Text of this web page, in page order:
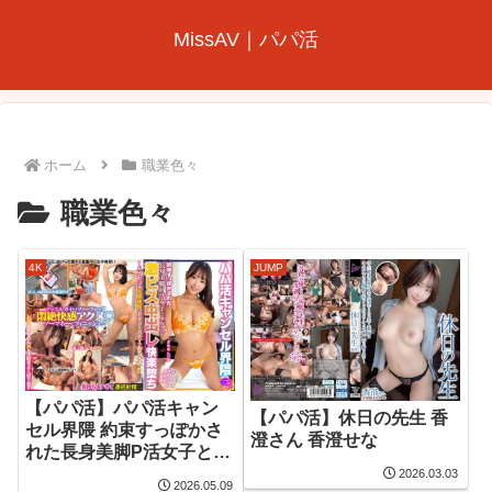
MissAV｜パパ活
ホーム 職業色々
職業色々
4K
【パパ活】パパ活キャン
セル界隈 約束すっぽかさ
れた長身美脚P活女子とタ
2026.05.09
JUMP
【パパ活】休日の先生 香
澄さん 香澄せな
2026.03.03